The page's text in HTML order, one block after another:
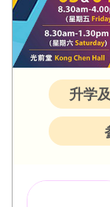
升学